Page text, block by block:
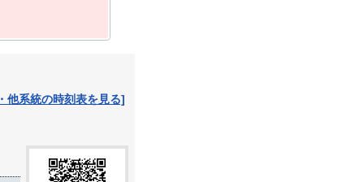
他系統の時刻表を見る]